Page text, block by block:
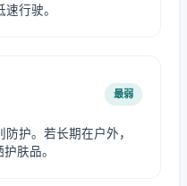
行驶。
最弱
护。若长期在户外，
肤品。